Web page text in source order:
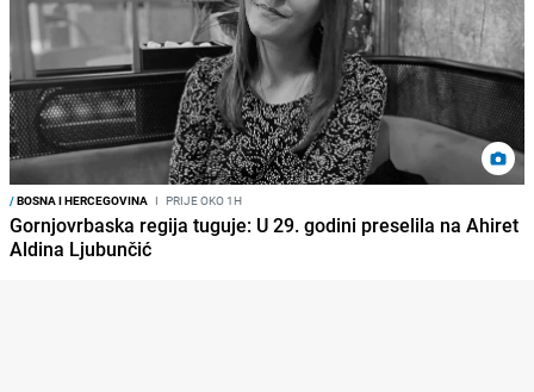
/BOSNA I HERCEGOVINA I PRIJE OKO 1H
Gornjovrbaska regija tuguje: U 29. godini preselila na Ahiret
Aldina Ljubunčić